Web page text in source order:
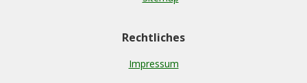
Rechtliches
Impressum